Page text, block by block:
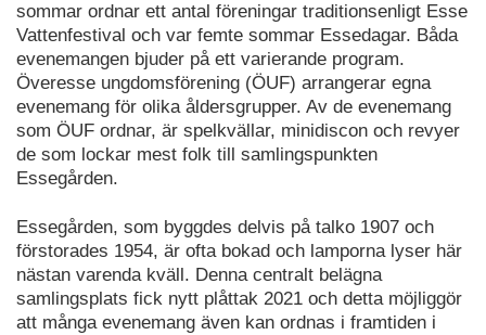
sommar ordnar ett antal föreningar traditionsenligt Esse
Vattenfestival och var femte sommar Essedagar. Båda
evenemangen bjuder på ett varierande program.
Överesse ungdomsförening (ÖUF) arrangerar egna
evenemang för olika åldersgrupper. Av de evenemang
som ÖUF ordnar, är spelkvällar, minidiscon och revyer
de som lockar mest folk till samlingspunkten
Essegården.
Essegården, som byggdes delvis på talko 1907 och
förstorades 1954, är ofta bokad och lamporna lyser här
nästan varenda kväll. Denna centralt belägna
samlingsplats fick nytt plåttak 2021 och detta möjliggör
att många evenemang även kan ordnas i framtiden i